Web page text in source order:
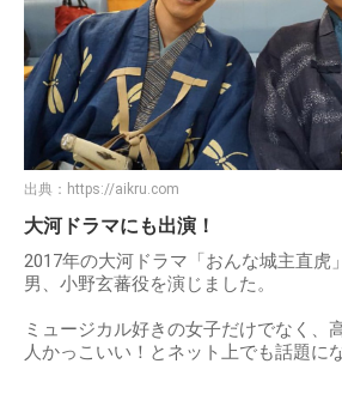
出典： https://aikru.com
大河ドラマにも出演！
2017年の大河ドラマ「おんな城主直虎
男、小野玄蕃役を演じました。
ミュージカル好きの女子だけでなく、
人かっこいい！とネット上でも話題に